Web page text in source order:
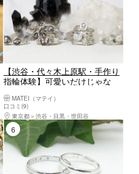
【渋谷・代々木上原駅・手作り
指輪体験】可愛いだけじゃな
ズリング体験。代々木上原駅よ
り徒歩5分
MATEI（マテイ）
口コミ(9)
東京都
渋谷・目黒・世田谷
6位